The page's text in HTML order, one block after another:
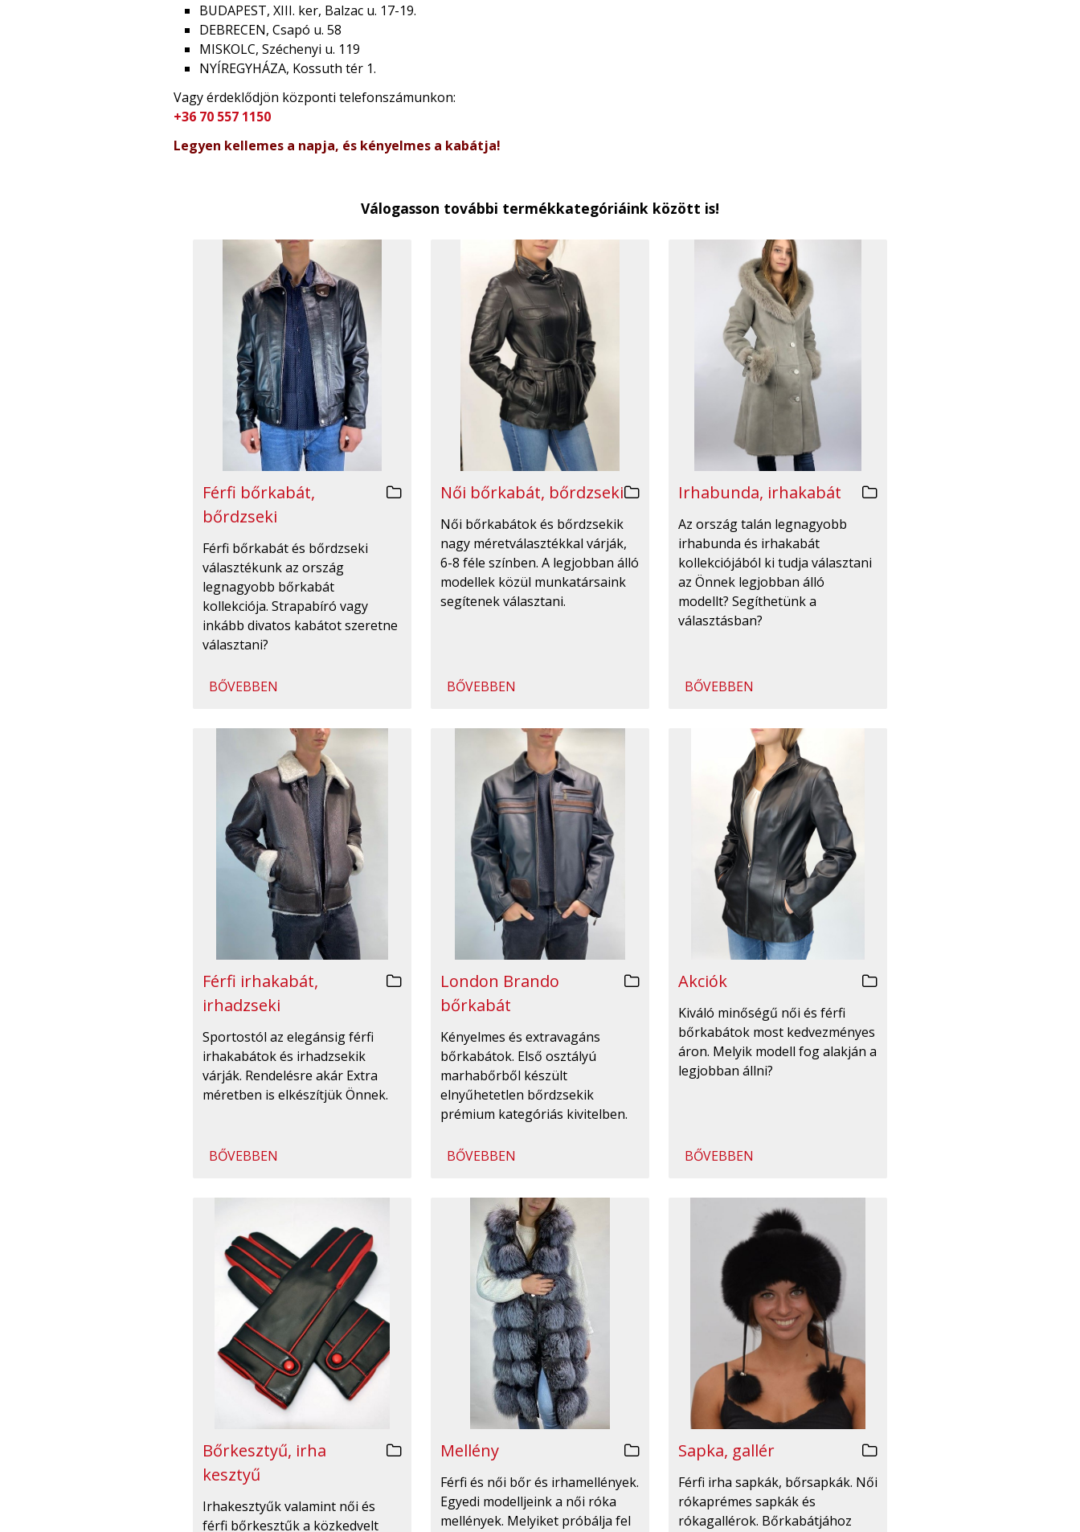
BUDAPEST, XIII. ker, Balzac u. 17-19.
DEBRECEN, Csapó u. 58
MISKOLC, Széchenyi u. 119
NYÍREGYHÁZA, Kossuth tér 1.
Vagy érdeklődjön központi telefonszámunkon:
+36 70 557 1150
Legyen kellemes a napja, és kényelmes a kabátja!
Válogasson további termékkategóriáink között is!
Férfi bőrkabát,
bőrdzseki
Férfi bőrkabát és bőrdzseki
választékunk az ország
legnagyobb bőrkabát
kollekciója. Strapabíró vagy
inkább divatos kabátot szeretne
választani?
BŐVEBBEN
Női bőrkabát, bőrdzseki
Női bőrkabátok és bőrdzsekik
nagy méretválasztékkal várják,
6-8 féle színben. A legjobban álló
modellek közül munkatársaink
segítenek választani.
BŐVEBBEN
Irhabunda, irhakabát
Az ország talán legnagyobb
irhabunda és irhakabát
kollekciójából ki tudja választani
az Önnek legjobban álló
modellt? Segíthetünk a
választásban?
BŐVEBBEN
Férfi irhakabát,
irhadzseki
Sportostól az elegánsig férfi
irhakabátok és irhadzsekik
várják. Rendelésre akár Extra
méretben is elkészítjük Önnek.
BŐVEBBEN
London Brando
bőrkabát
Kényelmes és extravagáns
bőrkabátok. Első osztályú
marhabőrből készült
elnyűhetetlen bőrdzsekik
prémium kategóriás kivitelben.
BŐVEBBEN
Akciók
Kiváló minőségű női és férfi
bőrkabátok most kedvezményes
áron. Melyik modell fog alakján a
legjobban állni?
BŐVEBBEN
Bőrkesztyű, irha
kesztyű
Irhakesztyűk valamint női és
férfi bőrkesztűk a közkedvelt
Mellény
Férfi és női bőr és irhamellények.
Egyedi modelljeink a női róka
mellények. Melyiket próbálja fel
Sapka, gallér
Férfi irha sapkák, bőrsapkák. Női
rókaprémes sapkák és
rókagallérok. Bőrkabátjához